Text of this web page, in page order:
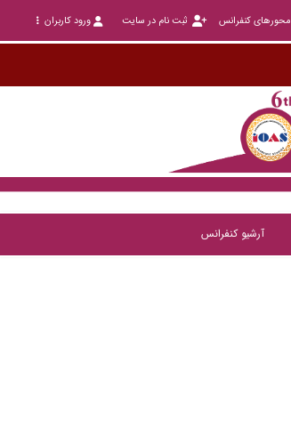
محورهای کنفرانس ثبت نام در سایت ورود کاربران
آرشیو کنفرانس